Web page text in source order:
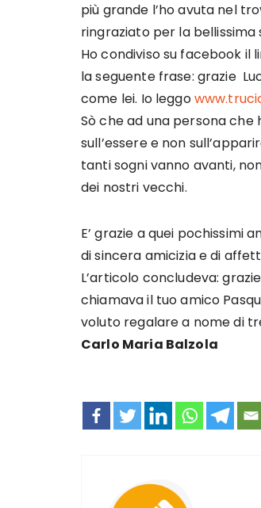
più grande l’ho avuta nel
ringraziato per la
Ho condiviso su facebook
la seguente frase: grazie
come lei. Io leggo
Sò che ad una persona che
sull’essere e non
tanti sogni vanno avanti,
dei nostri vecchi.
E’ grazie a quei pochissimi
di sincera amicizia e di
L’articolo concludeva:
chiamava il tuo amico
voluto regalare a nome di
Carlo Maria Balzola